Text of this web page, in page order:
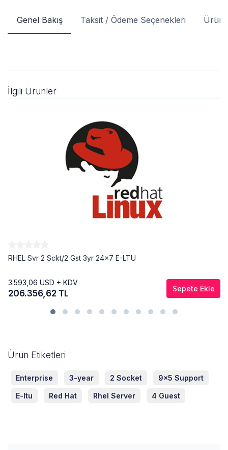
Genel Bakış Taksit / Ödeme Seçenekleri Ürün
İlgili Ürünler
RHEL Svr 2 Sckt/2 Gst 3yr 24x7 E-LTU
3.593,06 USD + KDV
206.356,62 TL Sepete Ekle
Ürün Etiketleri
Enterprise 3-year 2 Socket 9x5 Support
E-ltu Red Hat Rhel Server 4 Guest